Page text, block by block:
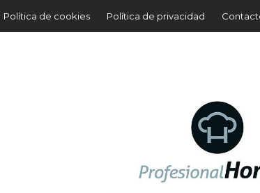
Política de cookies Política de privacidad